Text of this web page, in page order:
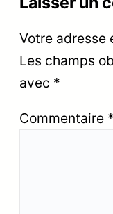
Votre adresse
Les champs
avec *
Commentaire *